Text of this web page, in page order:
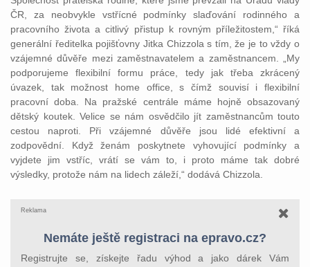
ČR, za neobvykle vstřícné podmínky slaďování rodinného a
pracovního života a citlivý přistup k rovným příležitostem,“ říká
generální ředitelka pojišťovny Jitka Chizzola s tím, že je to vždy o
vzájemné důvěře mezi zaměstnavatelem a zaměstnancem. „My
podporujeme flexibilní formu práce, tedy jak třeba zkrácený
úvazek, tak možnost home office, s čímž souvisí i flexibilní
pracovní doba. Na pražské centrále máme hojně obsazovaný
dětský koutek. Velice se nám osvědčilo jít zaměstnancům touto
cestou naproti. Při vzájemné důvěře jsou lidé efektivní a
zodpovědní. Když ženám poskytnete vyhovující podmínky a
vyjdete jim vstříc, vrátí se vám to, i proto máme tak dobré
výsledky, protože nám na lidech záleží,“ dodává Chizzola.
Reklama
Nemáte ještě registraci na epravo.cz?
Registrujte se, získejte řadu výhod a jako dárek Vám